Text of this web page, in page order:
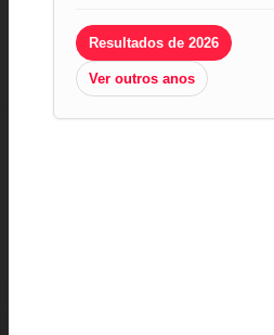
Resultados de 2026
Ver outros anos